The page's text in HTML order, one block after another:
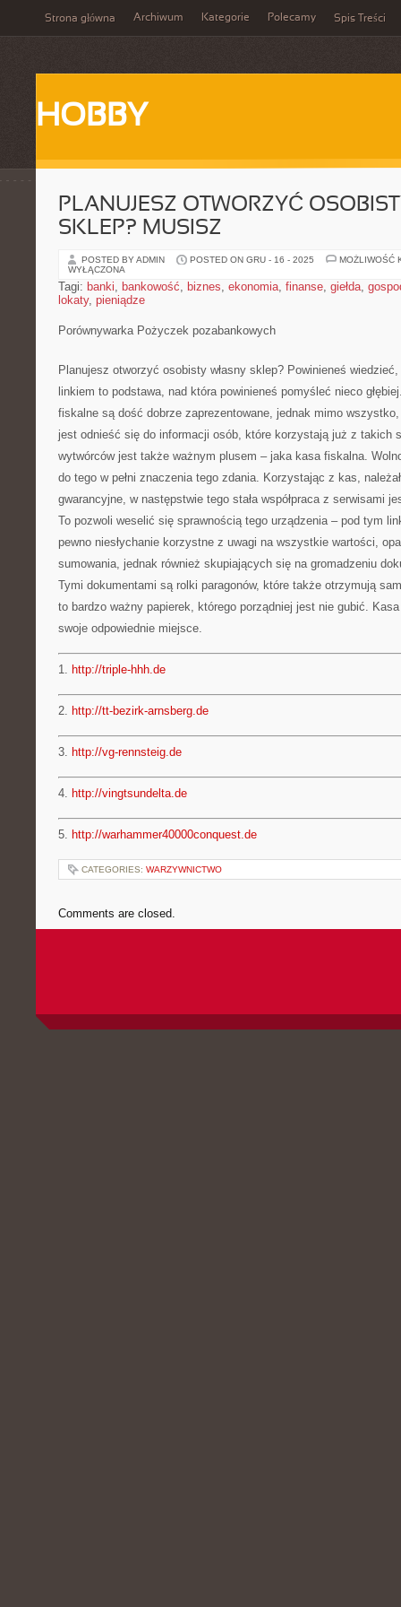
Strona główna Archiwum Kategorie Polecamy Spis Treści
HOBBY
PLANUJESZ OTWORZYĆ
SKLEP? MUSISZ
POSTED BY ADMIN POSTED ON GRU - 16 - 2025
MOŻLIWOŚĆ
WYŁĄCZONA
Tagi: banki, bankowość, biznes, ekonomia, finanse, giełda,
lokaty, pieniądze
Porównywarka Pożyczek pozabankowych
Planujesz otworzyć osobisty własny sklep? Powinieneś
linkiem to podstawa, nad która powinieneś pomyśleć nieco
fiskalne są dość dobrze zaprezentowane, jednak mimo
jest odnieść się do informacji osób, które korzystają już z takich
wytwórców jest także ważnym plusem – jaka kasa fiskalna.
do tego w pełni znaczenia tego zdania. Korzystając z kas,
gwarancyjne, w następstwie tego stała współpraca z serwisami
To pozwoli weselić się sprawnością tego urządzenia – pod tym
pewno niesłychanie korzystne z uwagi na wszystkie wartości,
sumowania, jednak również skupiających się na gromadzeniu
Tymi dokumentami są rolki paragonów, które także otrzymują
to bardzo ważny papierek, którego porządniej jest nie gubić.
swoje odpowiednie miejsce.
1. http://triple-hhh.de
2. http://tt-bezirk-arnsberg.de
3. http://vg-rennsteig.de
4. http://vingtsundelta.de
5. http://warhammer40000conquest.de
CATEGORIES: WARZYWNICTWO
Comments are closed.